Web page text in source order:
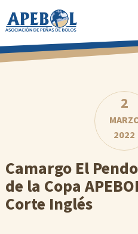
al
principal
2
2022
Camargo El
de la Copa
Corte Inglés